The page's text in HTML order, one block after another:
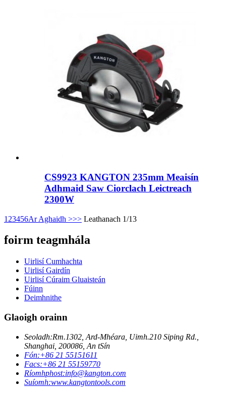
CS9923 KANGTON 235mm Meaisín
Adhmaid Saw Ciorclach Leictreach
2300W
1 23456Ar Aghaidh >>> Leathanach 1/13
foirm teagmhála
Uirlisí Cumhachta
Uirlisí Gairdín
Uirlisí Cúraim Gluaisteán
Fúinn
Deimhnithe
Glaoigh orainn
Seoladh:Rm.1302, Ard-Mhéara, Uimh.210 Siping Rd.,
Shanghai, 200086, An tSín
Fón:+86 21 55151611
Facs:+86 21 55159770
Ríomhphost:info@kangton.com
Suíomh:www.kangtontools.com